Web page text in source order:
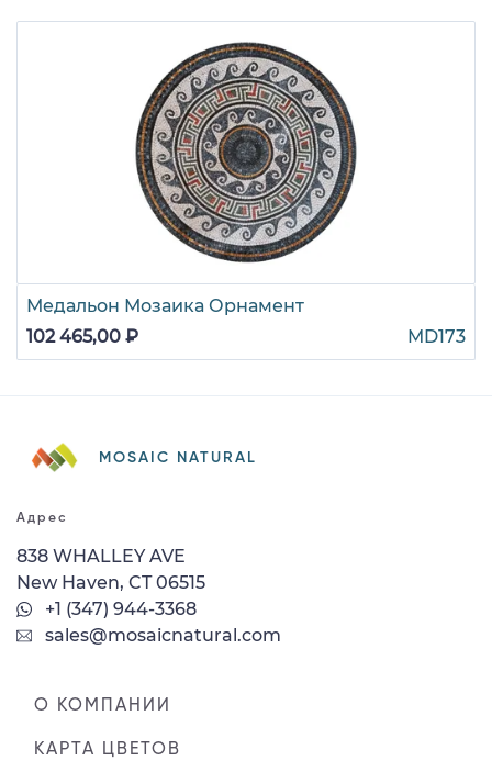
Медальон Мозаика Орнамент
102 465,00 ₽
MD173
MOSAIC NATURAL
Адрес
838 WHALLEY AVE
New Haven, CT 06515
+1 (347) 944-3368
sales@mosaicnatural.com
О КОМПАНИИ
КАРТА ЦВЕТОВ